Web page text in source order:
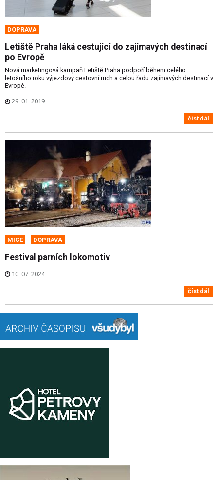
DOPRAVA
Letiště Praha láká cestující do zajímavých destinací
po Evropě
Nová marketingová kampaň Letiště Praha podpoří během celého
letošního roku výjezdový cestovní ruch a celou řadu zajímavých destinací v
Evropě.
29. 01. 2019
číst dál
MICE DOPRAVA
Festival parních lokomotiv
10. 07. 2024
číst dál